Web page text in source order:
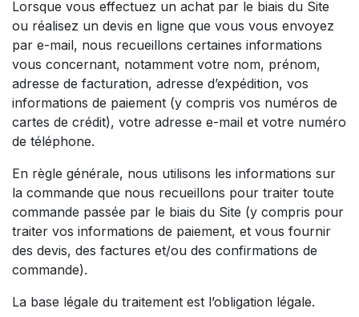
Lorsque vous effectuez un achat par le biais du Site
ou réalisez un devis en ligne que vous vous envoyez
par e-mail, nous recueillons certaines informations
vous concernant, notamment votre nom, prénom,
adresse de facturation, adresse d’expédition, vos
informations de paiement (y compris vos numéros de
cartes de crédit), votre adresse e-mail et votre numéro
de téléphone.
En règle générale, nous utilisons les informations sur
la commande que nous recueillons pour traiter toute
commande passée par le biais du Site (y compris pour
traiter vos informations de paiement, et vous fournir
des devis, des factures et/ou des confirmations de
commande).
La base légale du traitement est l’obligation légale.